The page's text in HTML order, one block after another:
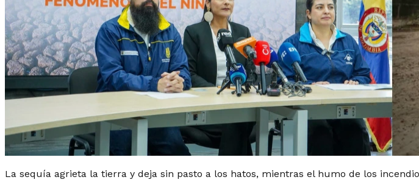
La sequía agrieta la tierra y deja sin pasto a los hatos, mientras el humo de los